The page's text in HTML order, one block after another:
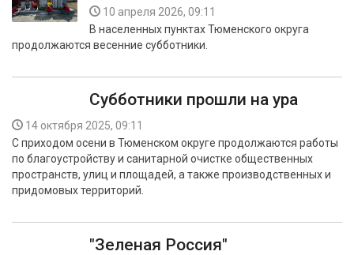
10 апреля 2026, 09:11
В населенных пунктах Тюменского округа
продолжаются весенние субботники.
Субботники прошли на ура
14 октября 2025, 09:11
С приходом осени в Тюменском округе продолжаются работы
по благоустройству и санитарной очистке общественных
пространств, улиц и площадей, а также производственных и
придомовых территорий.
"Зеленая Россия"